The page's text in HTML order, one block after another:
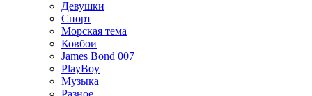
Девушки
Спорт
Морская тема
Ковбои
James Bond 007
PlayBoy
Музыка
Разное